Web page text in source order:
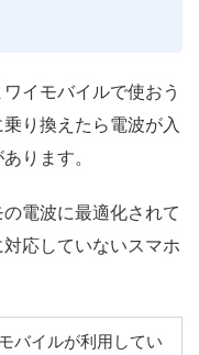
イモバイルで使おう
り換えたら電波が入
ります。
電波に最適化されて
応していないスマホ
バイルが利用してい